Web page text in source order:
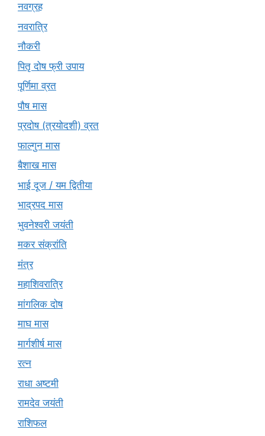
नवग्रह
नवरात्रि
नौकरी
पितृ दोष फ्री उपाय
पूर्णिमा व्रत
पौष मास
प्रदोष (त्रयोदशी) व्रत
फाल्गुन मास
बैशाख मास
भाई दूज / यम द्वितीया
भाद्रपद मास
भुवनेश्वरी जयंती
मकर संक्रांति
मंत्र
महाशिवरात्रि
मांगलिक दोष
माघ मास
मार्गशीर्ष मास
रत्न
राधा अष्टमी
रामदेव जयंती
राशिफल